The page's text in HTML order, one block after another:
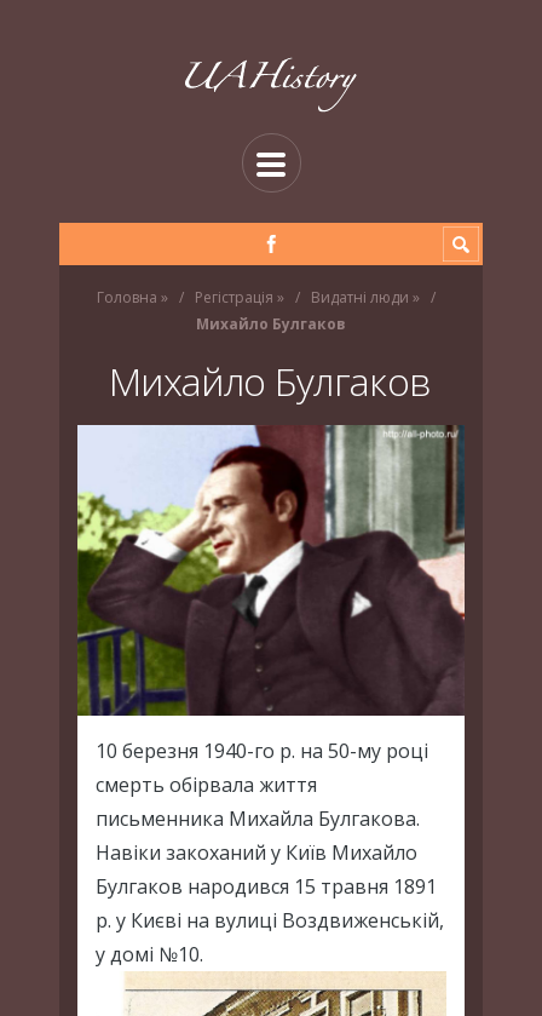
Головна » Регістрація » Видатні люди »
Михайло Булгаков
Михайло Булгаков
10 березня 1940-го р. на 50-му році
смерть обірвала життя
письменника Михайла Булгакова.
Навіки закоханий у Київ Михайло
Булгаков народився 15 травня 1891
р. у Києві на вулиці Воздвиженській,
у домі №10.